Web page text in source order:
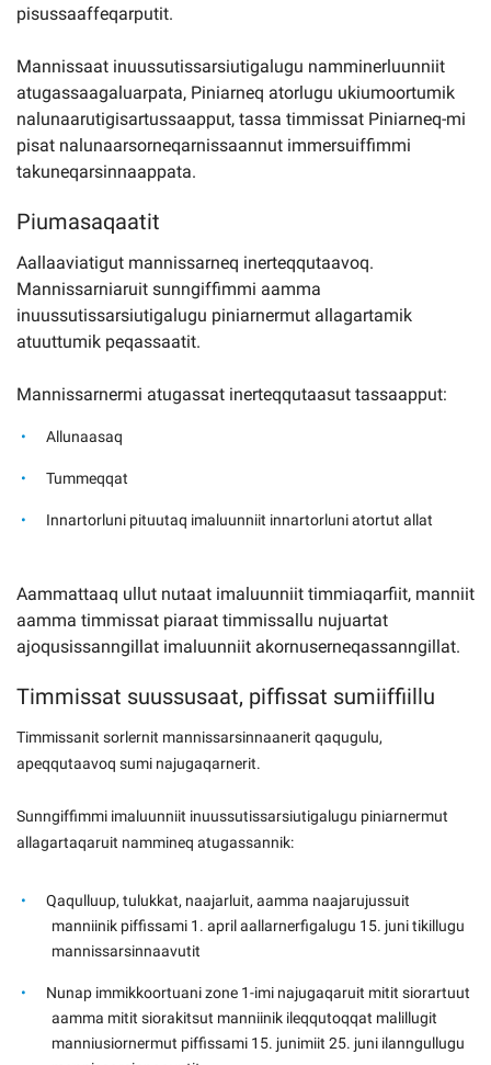
pisussaaffeqarputit.
Mannissaat inuussutissarsiutigalugu namminerluunniit
atugassaagaluarpata, Piniarneq atorlugu ukiumoortumik
nalunaarutigisartussaapput, tassa timmissat Piniarneq-mi
pisat nalunaarsorneqarnissaannut immersuiffimmi
takuneqarsinnaappata.
Piumasaqaatit
Aallaaviatigut mannissarneq inerteqqutaavoq.
Mannissarniaruit sunngiffimmi aamma
inuussutissarsiutigalugu piniarnermut allagartamik
atuuttumik peqassaatit.
Mannissarnermi atugassat inerteqqutaasut tassaapput:
Allunaasaq
Tummeqqat
Innartorluni pituutaq imaluunniit innartorluni atortut allat
Aammattaaq ullut nutaat imaluunniit timmiaqarfiit, manniit
aamma timmissat piaraat timmissallu nujuartat
ajoqusissanngillat imaluunniit akornuserneqassanngillat.
Timmissat suussusaat, piffissat sumiiffiillu
Timmissanit sorlernit mannissarsinnaanerit qaqugulu,
apeqqutaavoq sumi najugaqarnerit.
Sunngiffimmi imaluunniit inuussutissarsiutigalugu piniarnermut
allagartaqaruit nammineq atugassannik:
Qaqulluup, tulukkat, naajarluit, aamma naajarujussuit
manniinik piffissami 1. april aallarnerfigalugu 15. juni tikillugu
mannissarsinnaavutit
Nunap immikkoortuani zone 1-imi najugaqaruit mitit siorartuut
aamma mitit siorakitsut manniinik ileqqutoqqat malillugit
manniusiornermut piffissami 15. junimiit 25. juni ilanngullugu